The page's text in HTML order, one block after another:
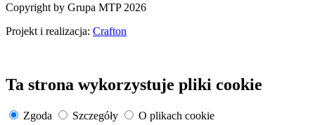
Copyright by Grupa MTP 2026
Projekt i realizacja: Crafton
Ta strona wykorzystuje pliki cookie
Zgoda Szczegóły
O plikach cookie